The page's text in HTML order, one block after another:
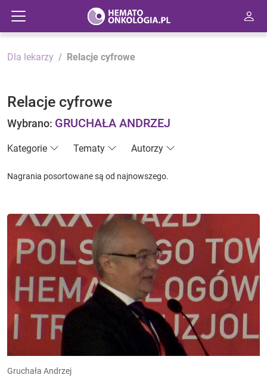
Dla lekarzy Relacje cyfrowe
Relacje cyfrowe
Wybrano: GRUCHAŁA ANDRZEJ
Kategorie Tematy Autorzy
Nagrania posortowane są od najnowszego.
Gruchała Andrzej